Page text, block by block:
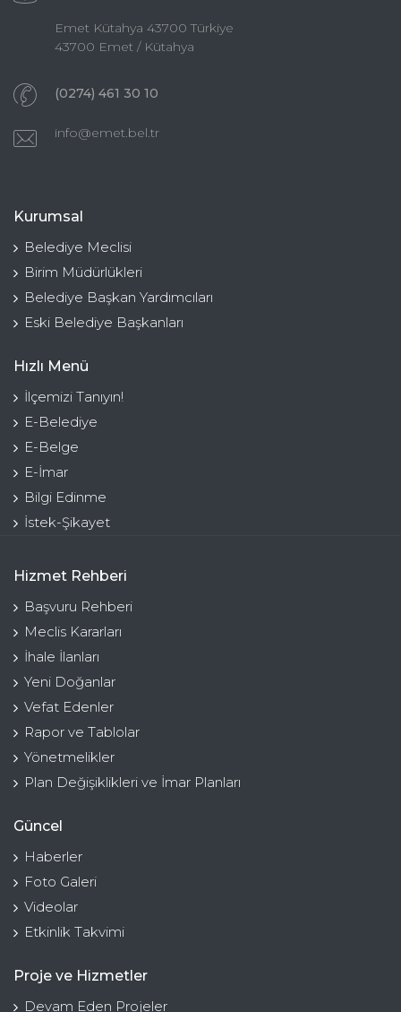
Emet Kütahya 43700 Türkiye
43700 Emet / Kütahya
(0274) 461 30 10
info@emet.bel.tr
Kurumsal
Belediye Meclisi
Birim Müdürlükleri
Belediye Başkan Yardımcıları
Eski Belediye Başkanları
Hızlı Menü
İlçemizi Tanıyın!
E-Belediye
E-Belge
E-İmar
Bilgi Edinme
İstek-Şikayet
Hizmet Rehberi
Başvuru Rehberi
Meclis Kararları
İhale İlanları
Yeni Doğanlar
Vefat Edenler
Rapor ve Tablolar
Yönetmelikler
Plan Değişiklikleri ve İmar Planları
Güncel
Haberler
Foto Galeri
Videolar
Etkinlik Takvimi
Proje ve Hizmetler
Devam Eden Projeler